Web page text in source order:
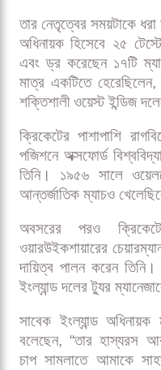
তার নেতৃত্বের সময়টাকে ধরা
অধিনায়ক হিসেবে ২৫
এবং ড্র করেছেন ১৭টি
মাত্র একটিতে হেরেছিলেন,
শক্তিশালী ওয়েস্ট ইন্ডিজ
ক্রিকেটের পাশাপাশি
পজিশনে অক্সফোর্ড
তিনি। ১৯৫৬ সালে
আন্তর্জাতিক ম্যাচও
অবসরের পরও
ওয়ারউইকশায়ারের
দায়িত্ব পালন করেন
ইংল্যান্ড দলের ট্যুর
সাবেক ইংল্যান্ড
বলেছেন, “তার হাস্যরস
চাপ সামলাতে আমাকে